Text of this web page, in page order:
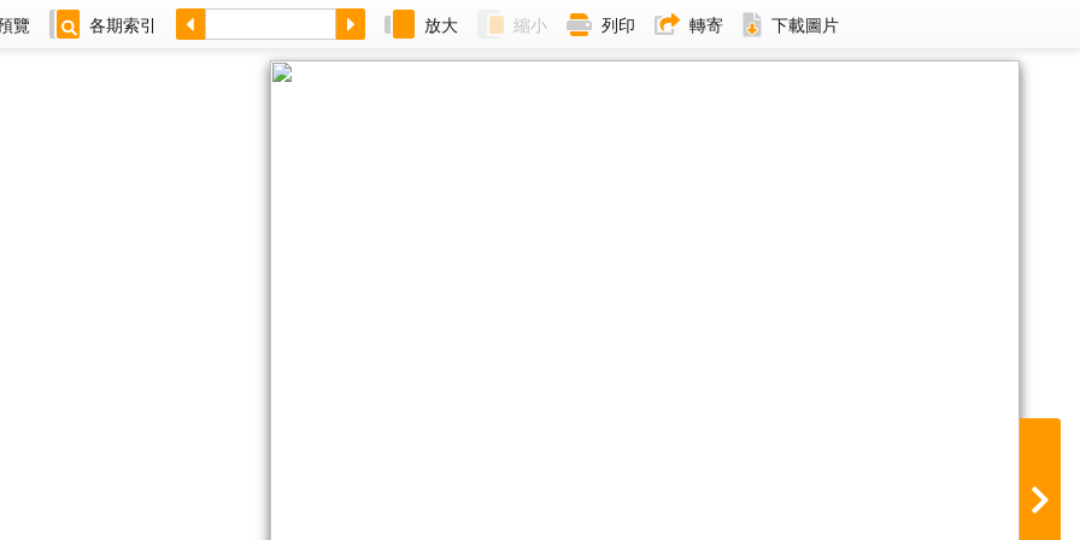
覽 各期索引 放大 縮小 列印 轉寄 下載圖片